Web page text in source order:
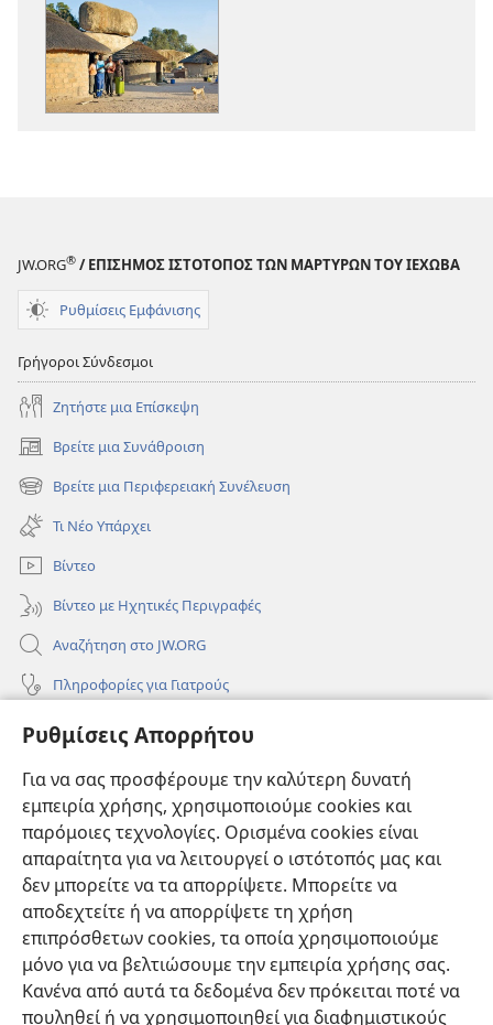
Ρυθμίσεις Απορρήτου
Για να σας προσφέρουμε την καλύτερη δυνατή
εμπειρία χρήσης, χρησιμοποιούμε cookies και
παρόμοιες τεχνολογίες. Ορισμένα cookies είναι
απαραίτητα για να λειτουργεί ο ιστότοπός μας και
δεν μπορείτε να τα απορρίψετε. Μπορείτε να
αποδεχτείτε ή να απορρίψετε τη χρήση
επιπρόσθετων cookies, τα οποία χρησιμοποιούμε
μόνο για να βελτιώσουμε την εμπειρία χρήσης σας.
Κανένα από αυτά τα δεδομένα δεν πρόκειται ποτέ να
πουληθεί ή να χρησιμοποιηθεί για διαφημιστικούς
JW.ORG® / ΕΠΙΣΗΜΟΣ ΙΣΤΟΤΟΠΟΣ ΤΩΝ ΜΑΡΤΥΡΩΝ ΤΟΥ ΙΕΧΩΒΑ
Ρυθμίσεις Εμφάνισης
Γρήγοροι Σύνδεσμοι
Ζητήστε μια Επίσκεψη
Βρείτε μια Συνάθροιση
(ανοίγει
νέο
παράθυρο)
Βρείτε μια Περιφερειακή Συνέλευση
(ανοίγει
νέο
παράθυρο)
Τι Νέο Υπάρχει
Βίντεο
Βίντεο με Ηχητικές Περιγραφές
Αναζήτηση στο JW.ORG
Πληροφορίες για Γιατρούς
Πληροφορίες για Επίσημους Φορείς και ΜΜΕ
Συνεισφορές
(ανοίγει
παράθυρο)ΔΙΑΔΙΚΤΥΑΚΗ ΒΙΒΛΙΟΘΗΚΗ της Σκοπιάς™
(ανοίγει
νέο
παράθυρο)
JW Hub
(ανοίγει
νέο
παράθυρο)JW Library®